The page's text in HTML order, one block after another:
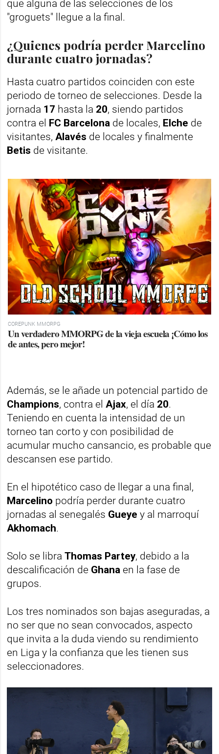
que alguna de las selecciones de los
"groguets" llegue a la final.
¿Quienes podría perder Marcelino
durante cuatro jornadas?
Hasta cuatro partidos coinciden con este
periodo de torneo de selecciones. Desde la
jornada 17 hasta la 20, siendo partidos
contra el FC Barcelona de locales, Elche de
visitantes, Alavés de locales y finalmente
Betis de visitante.
COREPUNK MMORPG
Un verdadero MMORPG de la vieja escuela ¡Cómo los
de antes, pero mejor!
Además, se le añade un potencial partido de
Champions, contra el Ajax, el día 20.
Teniendo en cuenta la intensidad de un
torneo tan corto y con posibilidad de
acumular mucho cansancio, es probable que
descansen ese partido.
En el hipotético caso de llegar a una final,
Marcelino podría perder durante cuatro
jornadas al senegalés Gueye y al marroquí
Akhomach.
Solo se libraThomas Partey, debido a la
descalificación de Ghana en la fase de
grupos.
Los tres nominados son bajas aseguradas, a
no ser que no sean convocados, aspecto
que invita a la duda viendo su rendimiento
en Liga y la confianza que les tienen sus
seleccionadores.